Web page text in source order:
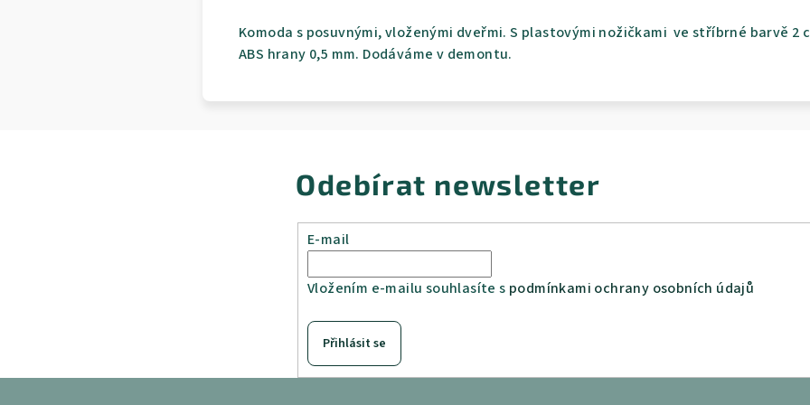
Komoda s posuvnými, vloženými dveřmi. S plastovými nožičkami ve stříbrné barvě 2
ABS hrany 0,5 mm. Dodáváme v demontu.
Odebírat newsletter
E-mail
Vložením e-mailu souhlasíte s podmínkami ochrany osobních údajů
Přihlásit se